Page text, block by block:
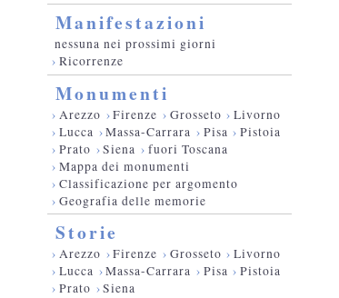
Manifestazioni
nessuna nei prossimi giorni
› Ricorrenze
Monumenti
› Arezzo ›Firenze › Grosseto › Livorno
› Lucca ›Massa-Carrara › Pisa › Pistoia
› Prato ›Siena › fuori Toscana
› Mappa dei monumenti
› Classificazione per argomento
› Geografia delle memorie
Storie
› Arezzo ›Firenze › Grosseto › Livorno
› Lucca ›Massa-Carrara › Pisa › Pistoia
› Prato ›Siena